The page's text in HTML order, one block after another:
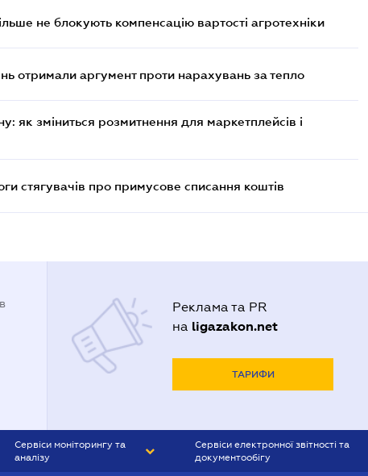
не блокують компенсацію вартості агротехніки
отримали аргумент проти нарахувань за тепло
як зміниться розмитнення для маркетплейсів і
стягувачів про примусове списання коштів
Реклама та PR
на ligazakon.net
ТАРИФИ
Сервіси моніторингу та
аналізу
Сервіси електронної звітності та
документообігу